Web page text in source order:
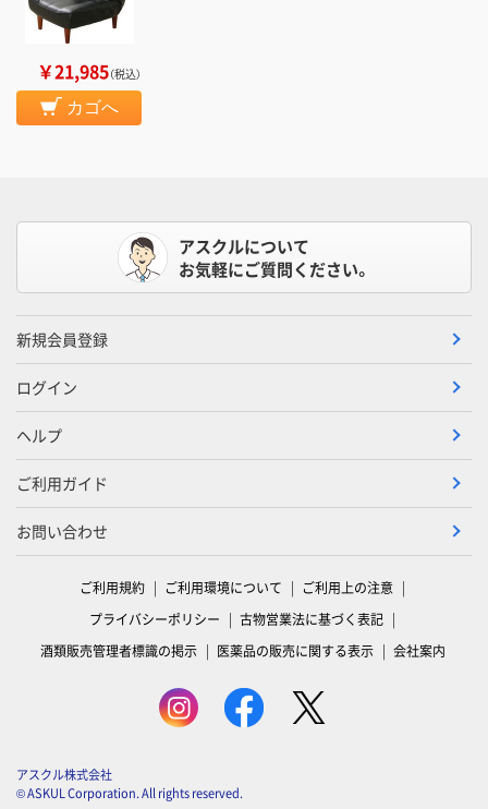
￥21,985（税込）
カゴへ
アスクルについて
お気軽にご質問ください。
新規会員登録
ログイン
ヘルプ
ご利用ガイド
お問い合わせ
ご利用規約 ご利用環境について
ご利用上の注意
プライバシーポリシー
古物営業法に基づく表記
酒類販売管理者標識の掲示
医薬品の販売に関する表示 会社案内
アスクル株式会社
© ASKUL Corporation. All rights reserved.